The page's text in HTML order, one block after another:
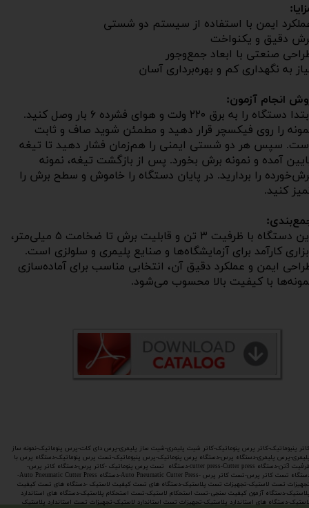
ایمن با استفاده از سیستم دو شستی
دقیق و یکنواخت
صنعتی با ابعاد جمع‌وجور
به نگهداری کم و بهره‌برداری آسان
انجام آزمون:
ابتدا دستگاه را به برق ۲۲۰ ولت و هوای فشرده ۶ بار وصل کنید.
را روی فیکسچر قرار دهید و مطمئن شوید صاف و ثابت
سپس هر دو شستی ایمنی را هم‌زمان فشار دهید تا تیغه
آمده و نمونه برش بخورد. پس از بازگشت تیغه، نمونه
را بردارید. در پایان دستگاه را خاموش و سطح برش را
کنید.
این دستگاه با ظرفیت ۳ تن و قابلیت برش تا ضخامت ۵ میلی‌متر،
کارآمد برای آزمایشگاه‌ها و صنایع پلیمری و سلولزی است.
ایمن و عملکرد دقیق آن، انتخابی مناسب برای آماده‌سازی
با کیفیت بالا محسوب می‌شود.
پنیوماتیک-کاتر پرس پنوماتیک-کاتر شیت پلیمری-شیت ساز پلیمری-پرس دای کات-پرس پنوماتیک-نمونه ساز
پرس پلیمری-دستگاه پرس-دستگاه پرس پنوماتیک-پرس پنیوماتیک-تست پرس پنوماتیک-دستگاه پرس با
ظرفیت 3تن-دستگاه cutter press-Cutter press-دستگاه تست پرس پنوماتیک -کاتر پرس-دستگاه کاتر پرس-
دستگاه تست کاتر پرس-تست کاتر پرس -Auto Pneumatic Cutter Press-دستگاه Auto Pneumatic Cutter Press-
تست لاستیک-تجهیزات تست پلاستیک-دستگاه های تست کیفیت لاستیک -دستگاه های تست کیفیت
دستگاه آزمون کیفیت سنجی-تست استحکام لاستیک-تست استحکام پلاستیک-دستگاه های استاندارد
دستگاه های استاندارد پلاستیک-تجهیزات تست استاندارد لاستیک-تجهیزات تست استاندارد پلاستیک